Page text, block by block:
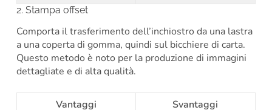
2. Stampa offset
Comporta il trasferimento dell’inchiostro da una lastra
a una coperta di gomma, quindi sul bicchiere di carta.
Questo metodo è noto per la produzione di immagini
dettagliate e di alta qualità.
Vantaggi Svantaggi